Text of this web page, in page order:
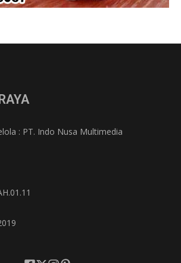
: PT. Indo Nusa Multimedia